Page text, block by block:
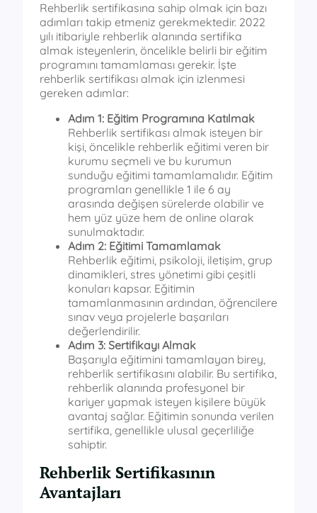
Rehberlik sertifikasına sahip olmak için bazı
adımları takip etmeniz gerekmektedir. 2022
yılı itibariyle rehberlik alanında sertifika
almak isteyenlerin, öncelikle belirli bir eğitim
programını tamamlaması gerekir. İşte
rehberlik sertifikası almak için izlenmesi
gereken adımlar:
Adım 1: Eğitim Programına Katılmak
Rehberlik sertifikası almak isteyen bir
kişi, öncelikle rehberlik eğitimi veren bir
kurumu seçmeli ve bu kurumun
sunduğu eğitimi tamamlamalıdır. Eğitim
programları genellikle 1 ile 6 ay
arasında değişen sürelerde olabilir ve
hem yüz yüze hem de online olarak
sunulmaktadır.
Adım 2: Eğitimi Tamamlamak
Rehberlik eğitimi, psikoloji, iletişim, grup
dinamikleri, stres yönetimi gibi çeşitli
konuları kapsar. Eğitimin
tamamlanmasının ardından, öğrencilere
sınav veya projelerle başarıları
değerlendirilir.
Adım 3: Sertifikayı Almak
Başarıyla eğitimini tamamlayan birey,
rehberlik sertifikasını alabilir. Bu sertifika,
rehberlik alanında profesyonel bir
kariyer yapmak isteyen kişilere büyük
avantaj sağlar. Eğitimin sonunda verilen
sertifika, genellikle ulusal geçerliliğe
sahiptir.
Rehberlik Sertifikasının
Avantajları